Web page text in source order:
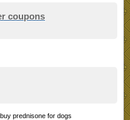
coupons
prednisone for dogs